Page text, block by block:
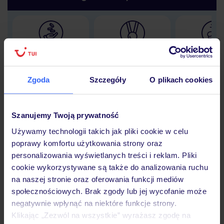
Zgoda Szczegóły O plikach cookies
Szanujemy Twoją prywatność
Używamy technologii takich jak pliki cookie w celu
poprawy komfortu użytkowania strony oraz
personalizowania wyświetlanych treści i reklam. Pliki
cookie wykorzystywane są także do analizowania ruchu
na naszej stronie oraz oferowania funkcji mediów
społecznościowych. Brak zgody lub jej wycofanie może
negatywnie wpłynąć na niektóre funkcje strony.
Klikając „Zezwól na wszystkie” wyrażasz zgodę na
Lider niskich cen 30 lat w
Hotel
Opinie
Pokoje